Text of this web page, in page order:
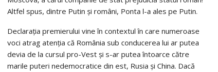
Altfel spus, dintre Putin şi români, Ponta l-a ales pe Putin.
Declaraţia premierului vine în contextul în care numeroase
voci atrag atenţia că România sub conducerea lui ar putea
devia de la cursul pro-Vest şi s-ar putea întoarce către
marile puteri nedemocratice din est, Rusia şi China. Dacă